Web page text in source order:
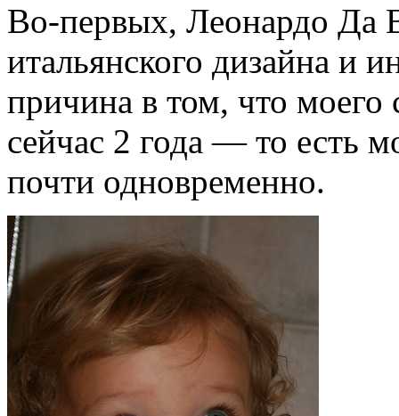
Во-первых, Леонардо
итальянского дизайна и
причина в том, что
сейчас 2 года — то есть
почти одновременно.